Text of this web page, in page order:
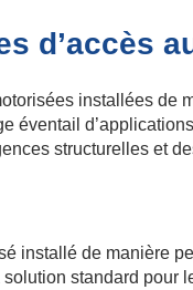
d’accès
installées
éventail
structurelles et
installé de manière
standard